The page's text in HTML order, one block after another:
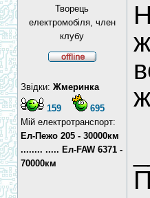
Творець
електромобіля, член
клубу
Звідки: Жмеринка
159
695
Мій електротранспорт:
Ел-Пежо 205 - 30000км
........ ..... Ел-FAW 6371 -
70000км